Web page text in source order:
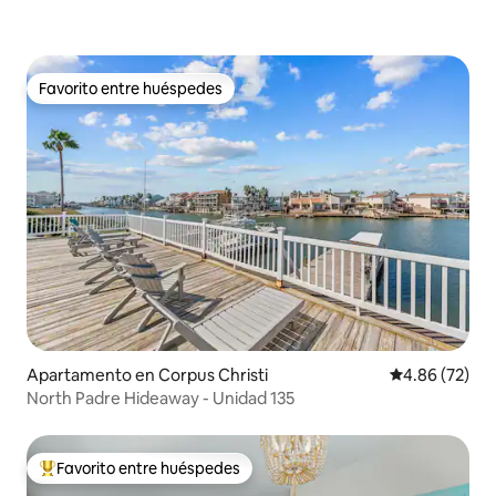
Favorito entre huéspedes
Favorito entre huéspedes
Apartamento en Corpus Christi Calificación
4.86 (72)
North Padre Hideaway - Unidad 135
Favorito entre huéspedes preferido
Favorito entre huéspedes